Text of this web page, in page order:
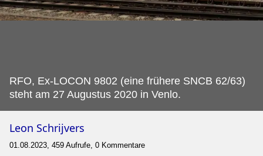
RFO, Ex-LOCON 9802 (eine frühere SNCB 62/63)
steht am 27 Augustus 2020 in Venlo.
Leon Schrijvers
01.08.2023, 459 Aufrufe, 0 Kommentare